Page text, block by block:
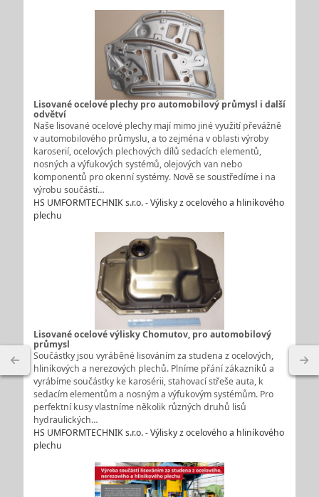
Lisované ocelové plechy pro automobilový průmysl i další
odvětví
Naše lisované ocelové plechy mají mimo jiné využití převážně
v automobilového průmyslu, a to zejména v oblasti výroby
karoserií, ocelových plechových dílů sedacích elementů,
nosných a výfukových systémů, olejových van nebo
komponentů pro okenní systémy. Nově se soustředíme i na
výrobu součástí…
HS UMFORMTECHNIK s.r.o. - Výlisky z ocelového a hliníkového
plechu
Lisované ocelové výlisky Chomutov, pro automobilový
průmysl
Součástky jsou vyráběné lisováním za studena z ocelových,
hliníkových a nerezových plechů. Plníme přání zákazníků a
vyrábíme součástky ke karosérii, stahovací střeše auta, k
sedacím elementům a nosným a výfukovým systémům. Pro
perfektní kusy vlastníme několik různých druhů lisů
hydraulických…
HS UMFORMTECHNIK s.r.o. - Výlisky z ocelového a hliníkového
plechu